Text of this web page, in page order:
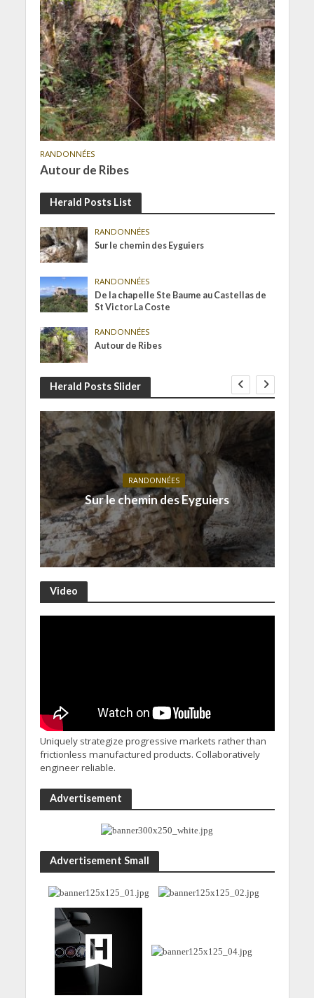
RANDONNÉES
Autour de Ribes
Herald Posts List
RANDONNÉES
Sur le chemin des Eyguiers
RANDONNÉES
De la chapelle Ste Baume au Castellas de
St Victor La Coste
RANDONNÉES
Autour de Ribes
Herald Posts Slider
RANDONNÉES
Sur le chemin des Eyguiers
Video
Uniquely strategize progressive markets rather than
frictionless manufactured products. Collaboratively
engineer reliable.
Advertisement
Advertisement Small